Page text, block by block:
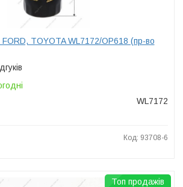
TOYOTA WL7172/OP618 (пр-во
WL7172
Код: 93708-6
Топ продажів